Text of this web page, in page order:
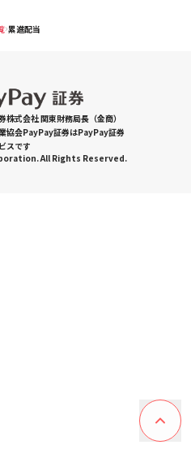
累進配当
式会社 関東財務局長（金商）
協会PayPay証券はPayPay証券
スです
All Rights Reserved.